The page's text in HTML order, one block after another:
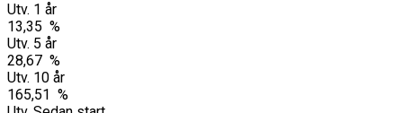
Utv. 1 år
13,35 %
Utv. 5 år
28,67 %
Utv. 10 år
165,51 %